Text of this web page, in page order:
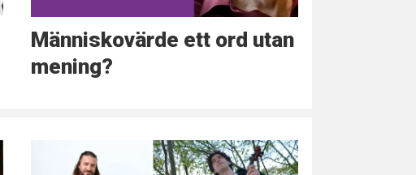
Människovärde ett ord utan
mening?